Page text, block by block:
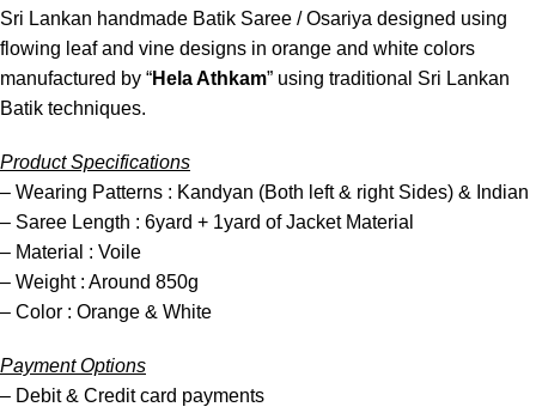
Sri Lankan handmade Batik Saree / Osariya designed using
flowing leaf and vine designs in orange and white colors
manufactured by “Hela Athkam” using traditional Sri Lankan
Batik techniques.
Product Specifications
– Wearing Patterns : Kandyan (Both left & right Sides) & Indian
– Saree Length : 6yard + 1yard of Jacket Material
– Material : Voile
– Weight : Around 850g
– Color : Orange & White
Payment Options
– Debit & Credit card payments